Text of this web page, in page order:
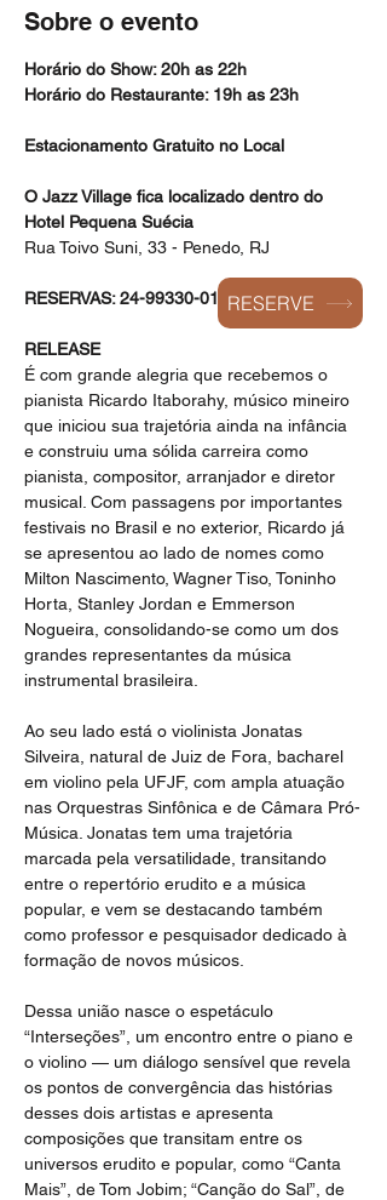
Sobre o evento
Horário do Show: 20h as 22h
Horário do Restaurante: 19h as 23h
Estacionamento Gratuito no Local
O Jazz Village fica localizado dentro do
Hotel Pequena Suécia
Rua Toivo Suni, 33 - Penedo, RJ
RESERVAS: 24-99330-0168
RELEASE
É com grande alegria que recebemos o
pianista Ricardo Itaborahy, músico mineiro
que iniciou sua trajetória ainda na infância
e construiu uma sólida carreira como
pianista, compositor, arranjador e diretor
musical. Com passagens por importantes
festivais no Brasil e no exterior, Ricardo já
se apresentou ao lado de nomes como
Milton Nascimento, Wagner Tiso, Toninho
Horta, Stanley Jordan e Emmerson
Nogueira, consolidando-se como um dos
grandes representantes da música
instrumental brasileira.
Ao seu lado está o violinista Jonatas
Silveira, natural de Juiz de Fora, bacharel
em violino pela UFJF, com ampla atuação
nas Orquestras Sinfônica e de Câmara Pró-
Música. Jonatas tem uma trajetória
marcada pela versatilidade, transitando
entre o repertório erudito e a música
popular, e vem se destacando também
como professor e pesquisador dedicado à
formação de novos músicos.
Dessa união nasce o espetáculo
“Interseções”, um encontro entre o piano e
o violino — um diálogo sensível que revela
os pontos de convergência das histórias
desses dois artistas e apresenta
composições que transitam entre os
universos erudito e popular, como “Canta
Mais”, de Tom Jobim; “Canção do Sal”, de
RESERVE